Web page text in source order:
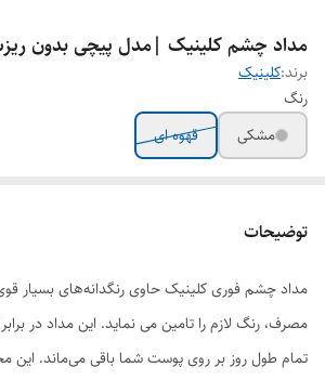
مداد چشم کلینیک |مدل پیچی بدون
برند:کلینیک
رنگ
مشکی
قهوه ای
توضیحات
مداد چشم فوری کلینیک حاوی رنگدانه‌های بسیار
مصرف، رنگ لازم را تامین می نماید. این مداد در
تمام طول روز بر روی پوست شما باقی می‌ماند. این